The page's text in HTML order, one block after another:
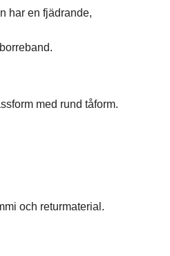
har en fjädrande,
med rund tåform.
och returmaterial.